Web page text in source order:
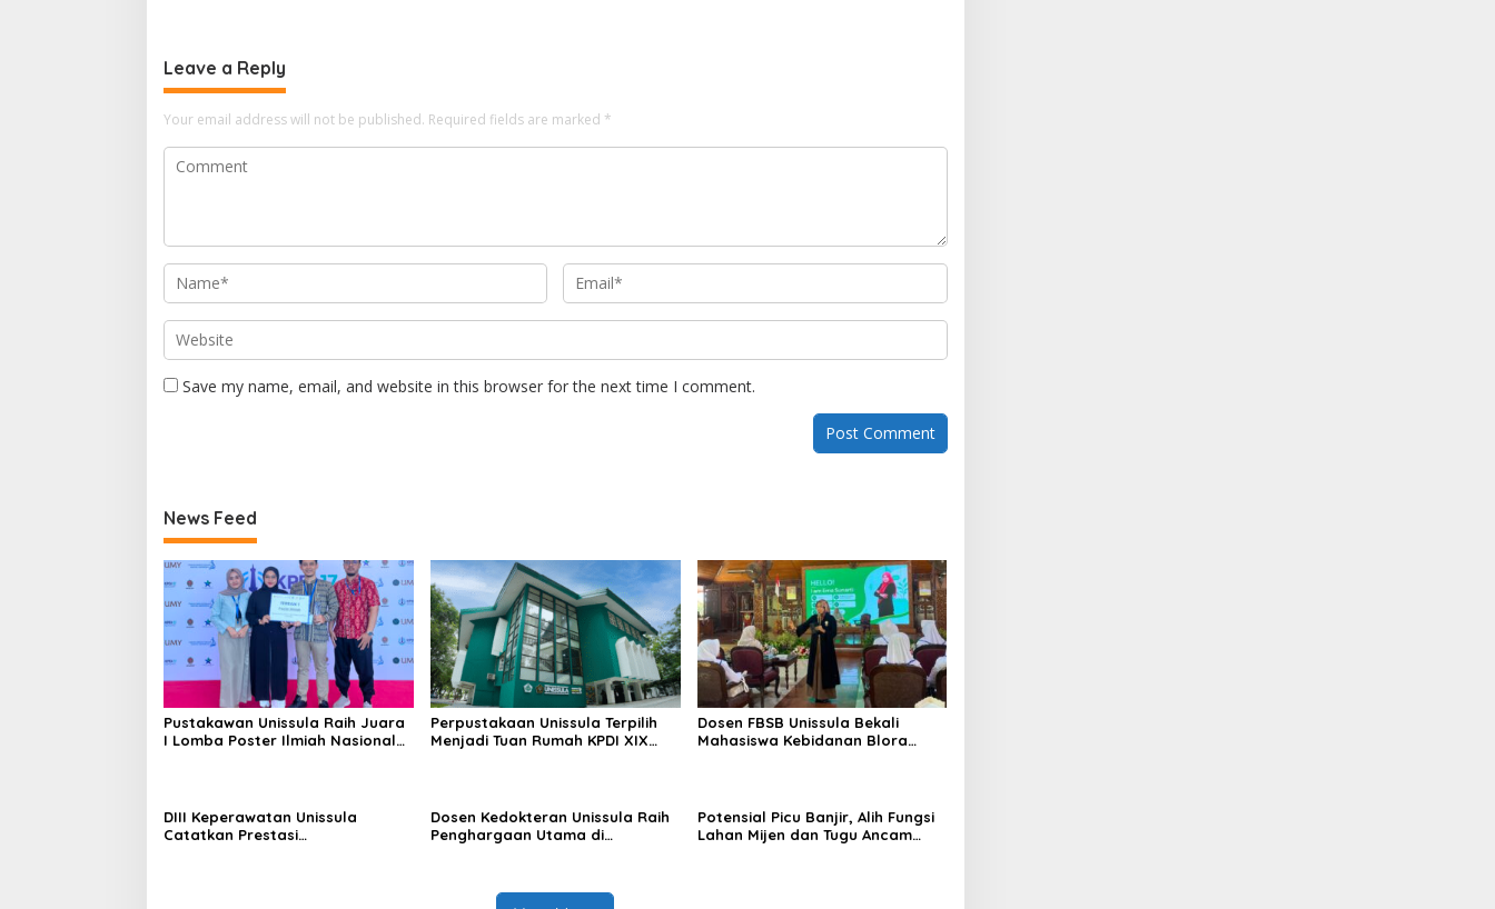
Leave a Reply
Your email address will not be published. Required fields are marked *
Save my name, email, and website in this browser for the next time I comment.
News Feed
Pustakawan Unissula Raih Juara
I Lomba Poster Ilmiah Nasional
Perpustakaan Unissula Terpilih
Menjadi Tuan Rumah KPDI XIX
Dosen FBSB Unissula Bekali
Mahasiswa Kebidanan Blora
DIII Keperawatan Unissula
Catatkan Prestasi
Dosen Kedokteran Unissula Raih
Penghargaan Utama di
Potensial Picu Banjir, Alih Fungsi
Lahan Mijen dan Tugu Ancam